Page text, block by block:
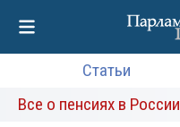
Статьи
Все о пенсиях в России